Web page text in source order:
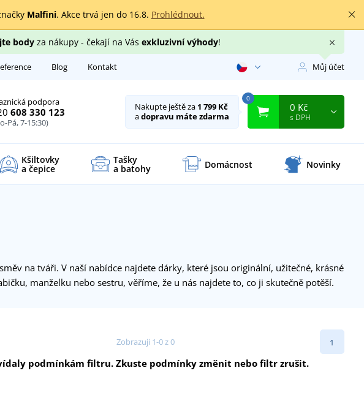
Malfini. Akce trvá jen do 16.8. Prohlédnout.
bodyza nákupy - čekají na Vás exkluzivní výhody!
Blog Kontakt Můj účet
podpora
608 330 123
Pá, 7-15:30)
Nakupte ještě za 1 799 Kč
adopravu máte zdarma
0
0 Kč
s DPH
Kšiltovky
a čepice
Tašky
a batohy Domácnost Novinky
na tváři. V naší nabídce najdete dárky, které jsou originální, užitečné, krásné
manželku nebo sestru, věříme, že u nás najdete to, co ji skutečně potěší.
Zobrazuji 1-0 z 0 1
podmínkám filtru. Zkuste podmínky změnit nebo filtr zrušit.